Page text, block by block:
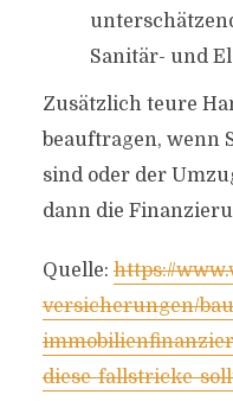
Sanitär- und
Zusätzlich teure
beauftragen, wenn
sind oder der
dann die
Quelle:https://
versicherungen/
diese-fallstricke-